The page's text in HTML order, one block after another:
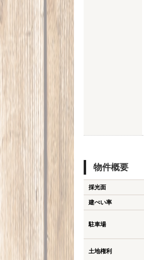
物件概要
採光面
建ぺい率
駐車場
土地権利